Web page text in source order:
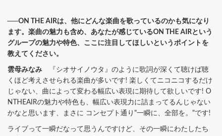
──ON THE AIRは、他にどんな楽曲を歌っているのかも気になり
ます。楽曲の魅力も含め、あなたが感じているON THE AIRという
グループの魅力や特色、ここに注目してほしいというポイントを
教えてください。
雲母みなみ 『シオサイノウタ』のように歌詞が深くて聴けば聴
くほど考えさせられる楽曲が多いです! 楽しくてニコニコするだけ
じゃない、曲によって変わる幅広い表現に期待して欲しいです! O
NTHEAIRの魅力や特色も、幅広い表現力に詰まってるんじゃない
かなと思います、まさに コンセプト通り"一瞬に、全部を。"です!
ライブって一瞬だなって思うんですけど、その一瞬にわたしたち